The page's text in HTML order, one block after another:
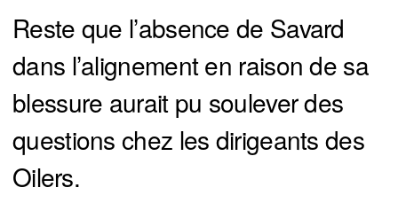
Reste que l’absence de Savard
dans l’alignement en raison de sa
blessure aurait pu soulever des
questions chez les dirigeants des
Oilers.